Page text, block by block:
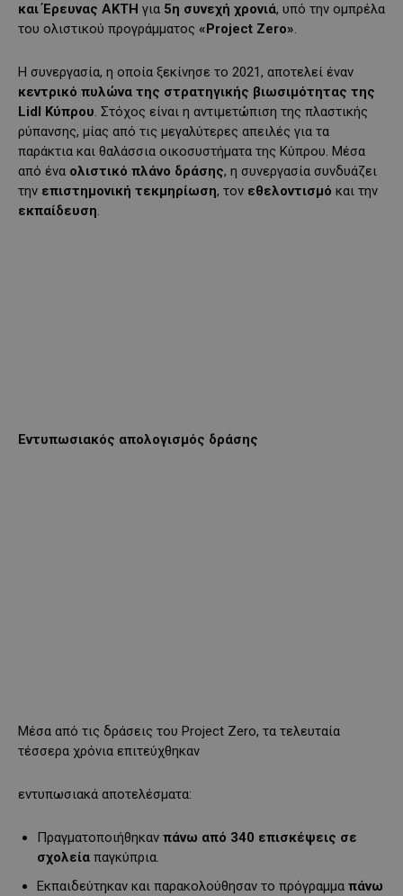
και Έρευνας ΑΚΤΗ για 5η συνεχή χρονιά, υπό την ομπρέλα
του ολιστικού προγράμματος «Project Zero».
Η συνεργασία, η οποία ξεκίνησε το 2021, αποτελεί έναν
κεντρικό πυλώνα της στρατηγικής βιωσιμότητας της
Lidl Κύπρου. Στόχος είναι η αντιμετώπιση της πλαστικής
ρύπανσης, μίας από τις μεγαλύτερες απειλές για τα
παράκτια και θαλάσσια οικοσυστήματα της Κύπρου. Μέσα
από ένα ολιστικό πλάνο δράσης, η συνεργασία συνδυάζει
την επιστημονική τεκμηρίωση, τον εθελοντισμό και την
εκπαίδευση.
Εντυπωσιακός απολογισμός δράσης
Μέσα από τις δράσεις του Project Zero, τα τελευταία
τέσσερα χρόνια επιτεύχθηκαν
εντυπωσιακά αποτελέσματα:
Πραγματοποιήθηκαν πάνω από 340 επισκέψεις σε
σχολεία παγκύπρια.
Εκπαιδεύτηκαν και παρακολούθησαν το πρόγραμμα πάνω